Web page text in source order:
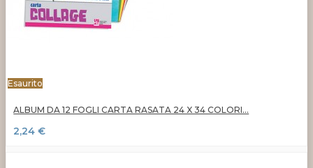
Esaurito
ALBUM DA 12 FOGLI CARTA RASATA 24 X 34 COLORI...
2,24 €